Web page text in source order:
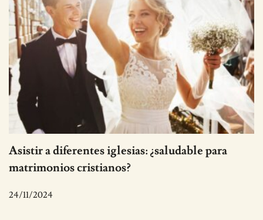
Asistir a diferentes iglesias: ¿saludable para
matrimonios cristianos?
24/11/2024